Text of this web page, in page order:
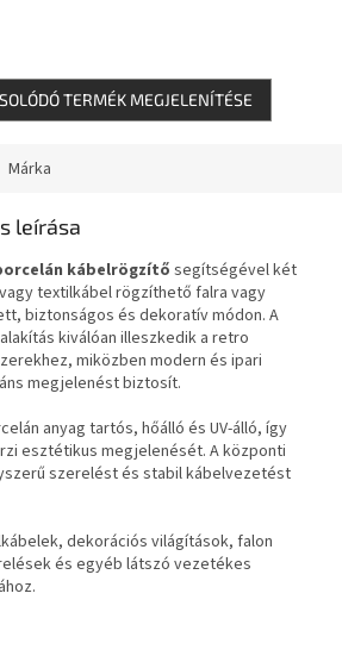
TERMÉK MEGJELENÍTÉSE
Márka
leírása
kábelrögzítő segítségével két
textilkábel rögzíthető falra vagy
biztonságos és dekoratív módon. A
kiválóan illeszkedik a retro
miközben modern és ipari
megjelenést biztosít.
anyag tartós, hőálló és UV-álló, így
esztétikus megjelenését. A központi
szerelést és stabil kábelvezetést
dekorációs világítások, falon
és egyéb látszó vezetékes